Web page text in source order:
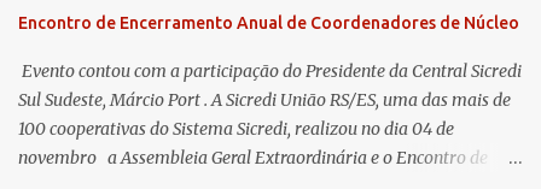
Encontro de Encerramento Anual de Coordenadores de Núcleo
​ Evento contou com a participação do Presidente da Central Sicredi
Sul Sudeste, Márcio Port . A Sicredi União RS/ES, uma das mais de
100 cooperativas do Sistema Sicredi, realizou no dia 04 de
novembro a Assembleia Geral Extraordinária e o Encontro de